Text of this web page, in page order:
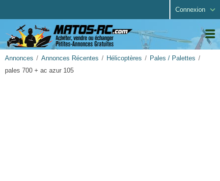
Connexion
Annonces Annonces Récentes Hélicoptères
Pales / Palettes
pales 700 + ac azur 105